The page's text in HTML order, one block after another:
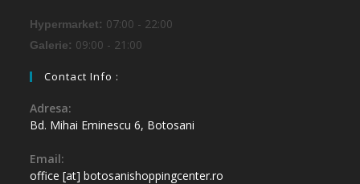
Hypermarket: 07:00 - 22:00
Galerie: 09:00 - 21:00
Contact Info :
Adresa:
Bd. Mihai Eminescu 6, Botosani
Email:
office [at] botosanishoppingcenter.ro